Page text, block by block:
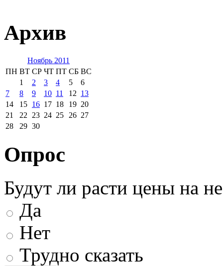
Архив
Ноябрь 2011
ПН ВТ СР ЧТ ПТ СБ ВС
1
2 3 4 5
6
7
8 9 10 11 12 13
14
15 16 17 18 19 20
21
22 23 24 25 26 27
28
29 30
Опрос
Будут ли расти цены на
Да
Нет
Трудно сказать